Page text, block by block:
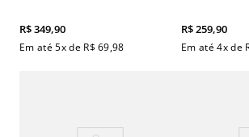
R$349,90
Em até5x de R$ 69,98
R$259,90
Em até4x de